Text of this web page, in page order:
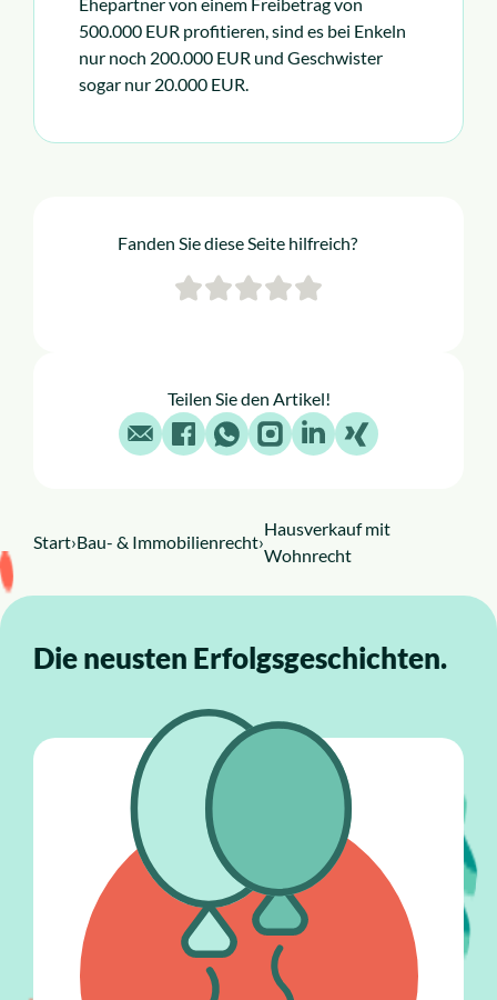
500.000 EUR profitieren, sind es bei Enkeln
nur noch 200.000 EUR und Geschwister
sogar nur 20.000 EUR.
Fanden Sie diese Seite hilfreich?
Teilen Sie den Artikel!
E-MailFacebookWhatsAppInstagramLinkedIn
X
Start›Bau- & Immobilienrecht›
Hausverkauf mit
Wohnrecht
Die neusten Erfolgsgeschichten.